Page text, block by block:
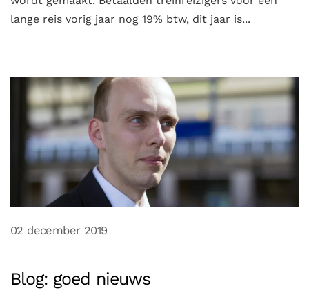
lange reis vorig jaar nog 19% btw, dit jaar is...
02 december 2019
Blog: goed nieuws